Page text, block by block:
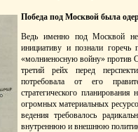
Победа под Москвой была
Ведь именно под Москвой
инициативу и познали
«молниеносную войну» против
третий рейх перед
потребовала от его
стратегического
огромных материальных
ведения требовалось
внутреннюю и внешнюю